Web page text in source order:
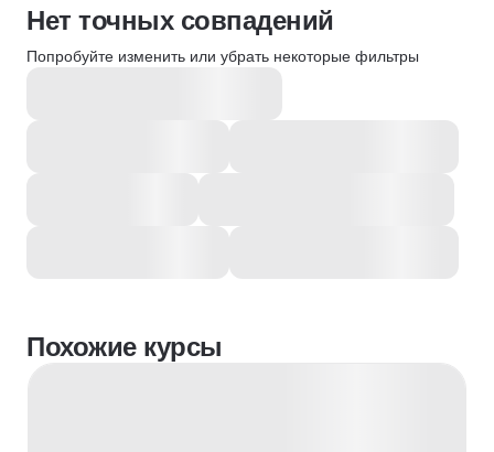
Нет точных совпадений
Попробуйте изменить или убрать некоторые фильтры
Похожие курсы